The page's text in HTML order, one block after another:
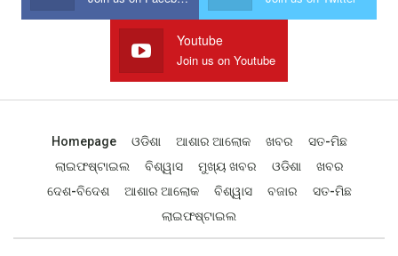
Youtube
Join us on Youtube
Homepage ଓଡିଶା ଆଶାର ଆଲୋକ ଖବର
ସତ-ମିଛ
ଲାଇଫଷ୍ଟାଇଲ
ବିଶ୍ୱାସ ମୁଖ୍ୟ ଖବର ଓଡିଶା
ଖବର
ଦେଶ-ବିଦେଶ
ଆଶାର ଆଲୋକ ବିଶ୍ୱାସ ବଜାର
ସତ-ମିଛ
ଲାଇଫଷ୍ଟାଇଲ